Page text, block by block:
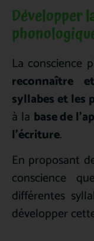
Développer
La conscience
reconnaître
syllabes et les
à la base de
l’écriture.
En proposant
conscience
différentes
développer